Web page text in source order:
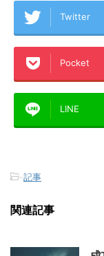
Twitter
Pocket
LINE
-記事
関連記事